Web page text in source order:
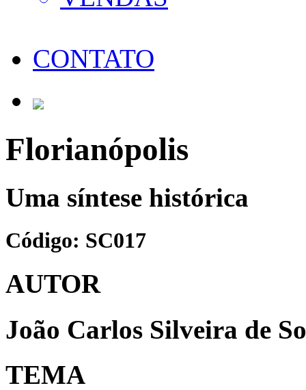
CONTATO
Florianópolis
Uma síntese histórica
Código: SC017
AUTOR
João Carlos Silveira de
TEMA